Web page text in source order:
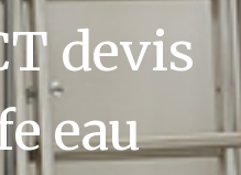
devis
eau